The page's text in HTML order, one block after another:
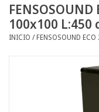
Iluminación
100x100 L:450
INICIO /FENSOSOUND